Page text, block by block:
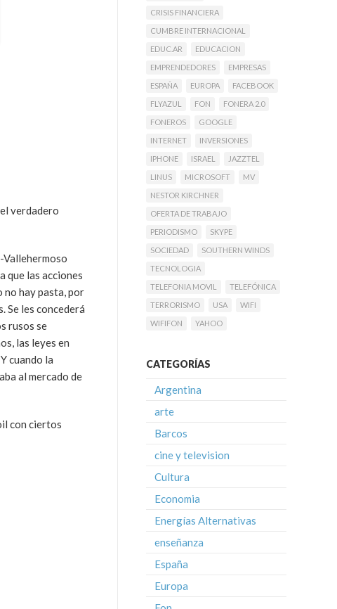
verdadero
Vallehermoso
que las acciones
no hay pasta, por
Se les concederá
rusos se
las leyes en
cuando la
al mercado de
con ciertos
CRISIS FINANCIERA
CUMBRE INTERNACIONAL
EDUC.AR
EDUCACION
EMPRENDEDORES
EMPRESAS
ESPAÑA
EUROPA
FACEBOOK
FLYAZUL
FON
FONERA 2.0
FONEROS
GOOGLE
INTERNET
INVERSIONES
IPHONE
ISRAEL
JAZZTEL
LINUS
MICROSOFT
MV
NESTOR KIRCHNER
OFERTA DE TRABAJO
PERIODISMO
SKYPE
SOCIEDAD
SOUTHERN WINDS
TECNOLOGIA
TELEFONIA MOVIL
TELEFÓNICA
TERRORISMO
USA
WIFI
WIFIFON
YAHOO
CATEGORÍAS
Argentina
arte
Barcos
cine y television
Cultura
Economia
Energías Alternativas
enseñanza
España
Europa